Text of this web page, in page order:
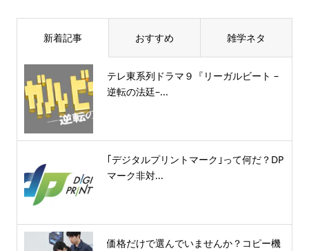
新着記事 おすすめ 雑学ネタ
テレ東系列ドラマ９『リーガルビート –
逆転の法廷–...
｢デジタルプリントマーク｣って何だ？DP
マーク非対...
価格だけで選んでいませんか？コピー機